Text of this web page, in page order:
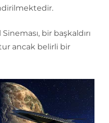
bir başkaldırı
ancak belirli bir